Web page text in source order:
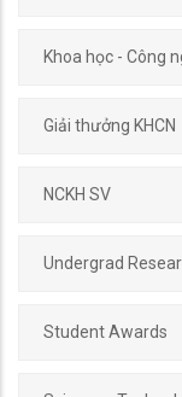
Khoa học - Công
Giải thưởng KHCN
NCKH SV
Undergrad
Student Awards